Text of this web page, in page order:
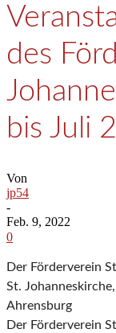
des
bis Juli
Von
jp54
-
Feb. 9, 2022
0
Der Förderverein
St.
Ahrensburg
Der Förderverein